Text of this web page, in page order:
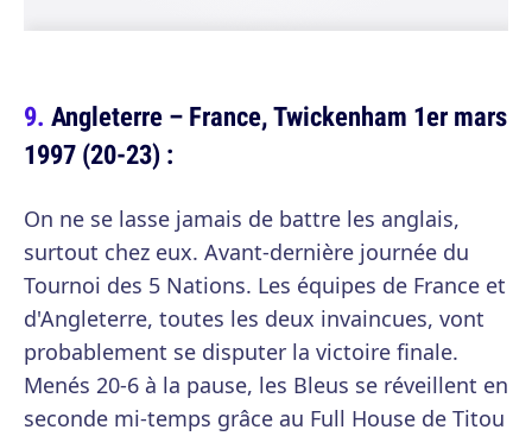
Angleterre – France, Twickenham 1er mars
1997 (20-23) :
On ne se lasse jamais de battre les anglais,
surtout chez eux. Avant-dernière journée du
Tournoi des 5 Nations. Les équipes de France et
d'Angleterre, toutes les deux invaincues, vont
probablement se disputer la victoire finale.
Menés 20-6 à la pause, les Bleus se réveillent en
seconde mi-temps grâce au Full House de Titou